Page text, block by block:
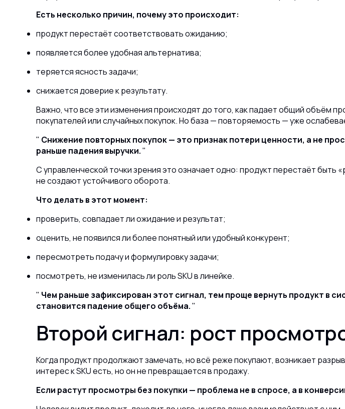
Есть несколько причин, почему это происходит:
продукт перестаёт соответствовать ожиданию;
появляется более удобная альтернатива;
теряется ясность задачи;
снижается доверие к результату.
Важно, что все эти изменения происходят до того, как падает общий объём
покупателей или случайных покупок. Но база — повторяемость — уже
Снижение повторных покупок — это признак потери ценности, а не
раньше падения выручки.
С управленческой точки зрения это означает одно: продукт перестаёт
не создают устойчивого оборота.
Что делать в этот момент:
проверить, совпадает ли ожидание и результат;
оценить, не появился ли более понятный или удобный конкурент;
пересмотреть подачу и формулировку задачи;
посмотреть, не изменилась ли роль SKU в линейке.
Чем раньше зафиксирован этот сигнал, тем проще вернуть продукт в
становится падение общего объёма.
Второй сигнал: рост
Когда продукт продолжают замечать, но всё реже покупают, возникает
интерес к SKU есть, но он не превращается в продажу.
Если растут просмотры без покупки — проблема не в спросе, а в